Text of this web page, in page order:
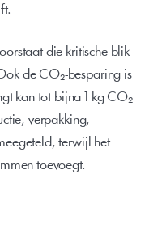
die kritische blik
de CO₂-besparing is
kan tot bijna 1 kg CO₂
verpakking,
terwijl het
toevoegt.